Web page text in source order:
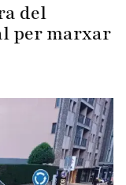
del
per marxar